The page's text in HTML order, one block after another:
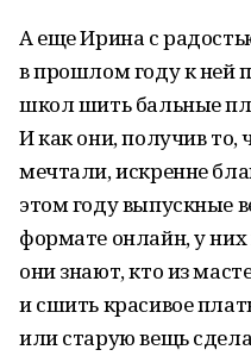
А еще Ирина с
в прошлом году к ней
школ шить бальные
И как они, получив то,
мечтали, искренне
этом году выпускные
формате онлайн, у них
они знают, кто из
и сшить красивое
или старую вещь